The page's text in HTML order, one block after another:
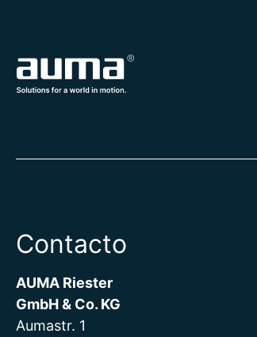
Contacto
AUMA Riester
GmbH & Co. KG
Aumastr. 1